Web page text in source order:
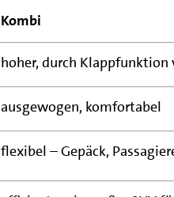
Kombi
hoher, durch Klappfunktion
ausgewogen, komfortabel
flexibel – Gepäck,